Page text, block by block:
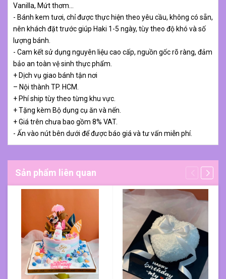
Vanilla, Mứt thơm…
- Bánh kem tươi, chỉ được thực hiện theo yêu cầu, không có sẵn,
nên khách đặt trước giúp Haki 1-5 ngày, tùy theo độ khó và số
lượng bánh.
- Cam kết sử dụng nguyên liệu cao cấp, nguồn gốc rõ ràng, đảm
bảo an toàn vệ sinh thực phẩm.
+ Dịch vụ giao bánh tận nơi
– Nội thành TP. HCM.
+ Phí ship tùy theo từng khu vực.
+ Tặng kèm Bộ dụng cụ ăn và nến.
+ Giá trên chưa bao gồm 8% VAT.
- Ấn vào nút bên dưới để được báo giá và tư vấn miễn phí.
Sản phẩm liên quan